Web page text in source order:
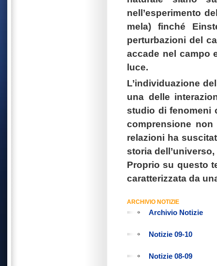
nell’esperimento
mela) finché
perturbazioni del
accade nel campo
luce.
L’individuazione
una delle
studio di fenomeni
comprensione
relazioni ha
storia
Proprio su questo
caratterizzata da
ARCHIVIO NOTIZIE
Archivio Notizie
Notizie 09-10
Notizie 08-09